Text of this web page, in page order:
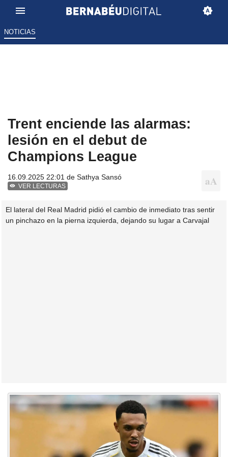
NOTICIAS
Trent enciende las alarmas:
lesión en el debut de
Champions League
16.09.2025 22:01 de Sathya Sansó
VER LECTURAS
El lateral del Real Madrid pidió el cambio de inmediato tras sentir
un pinchazo en la pierna izquierda, dejando su lugar a Carvajal